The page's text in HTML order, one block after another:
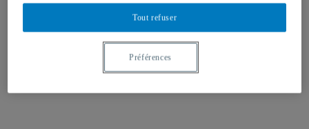
Tout refuser
Préférences